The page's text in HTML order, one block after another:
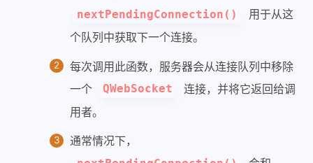
nextPendingConnection()
用于从这
个队列中获取下一个连接。
每次调用此函数，服务器会从连接队列中移除
一个
QWebSocket
连接，并将它返回给调
用者。
通常情况下，